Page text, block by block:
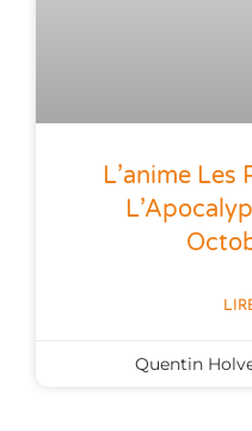
L’anime Les
Quentin